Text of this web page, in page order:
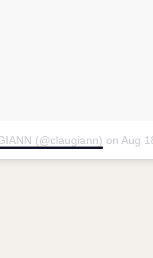
(@claugiann) on Aug